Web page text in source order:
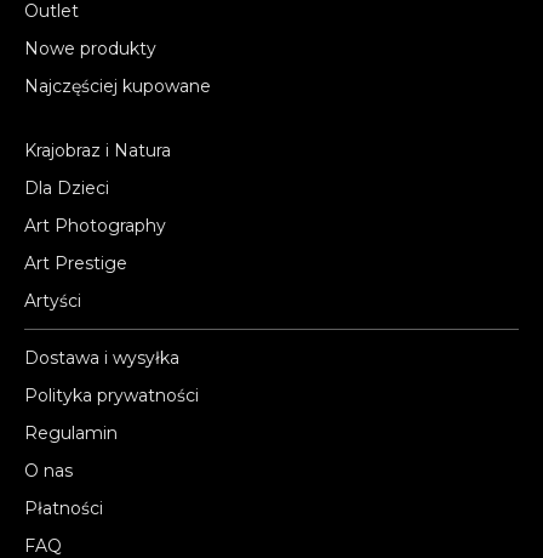
Outlet
Nowe produkty
Najczęściej kupowane
Krajobraz i Natura
Dla Dzieci
Art Photography
Art Prestige
Artyści
Dostawa i wysyłka
Polityka prywatności
Regulamin
O nas
Płatności
FAQ